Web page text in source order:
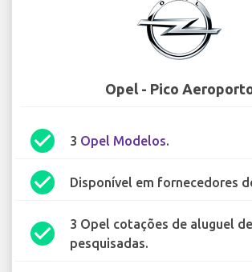
Opel - Pico
check_circle 3 Opel Modelos.
check_circle Disponível em fornecedores
check_circle
3 Opel cotações de aluguel
pesquisadas.